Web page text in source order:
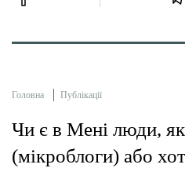
Головна Публікації
Чи є в Мені люди,
(мікроблоги) або